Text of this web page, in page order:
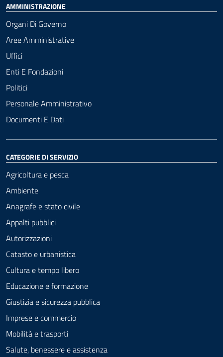
AMMINISTRAZIONE
Organi Di Governo
Aree Amministrative
Uffici
Enti E Fondazioni
Politici
Personale Amministrativo
Documenti E Dati
CATEGORIE DI SERVIZIO
Agricoltura e pesca
Ambiente
Anagrafe e stato civile
Appalti pubblici
Autorizzazioni
Catasto e urbanistica
Cultura e tempo libero
Educazione e formazione
Giustizia e sicurezza pubblica
Imprese e commercio
Mobilità e trasporti
Salute, benessere e assistenza